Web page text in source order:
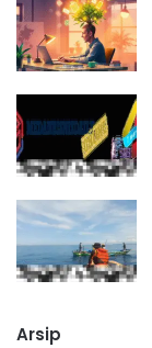
Arsip